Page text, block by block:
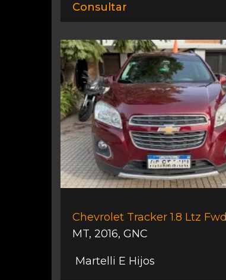
Consultar
Chevrolet Tracker 1.8 Ltz Fwd
MT, 2016, GNC
Martelli E Hijos